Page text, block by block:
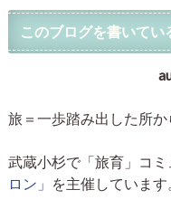
このブログを書いてい
旅＝一歩踏み出した所か
武蔵小杉で「旅育」コミ
ロン」 を主催しています